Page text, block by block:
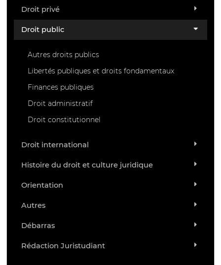
Droit privé
Droit public
Autres droits publics
Libertés publiques et droits fondamentaux
Finances publiques
Droit administratif
Droit constitutionnel
Droit international
Histoire du droit et culture juridique
Orientation
Autres
Débarras
Rédaction Juristudiant